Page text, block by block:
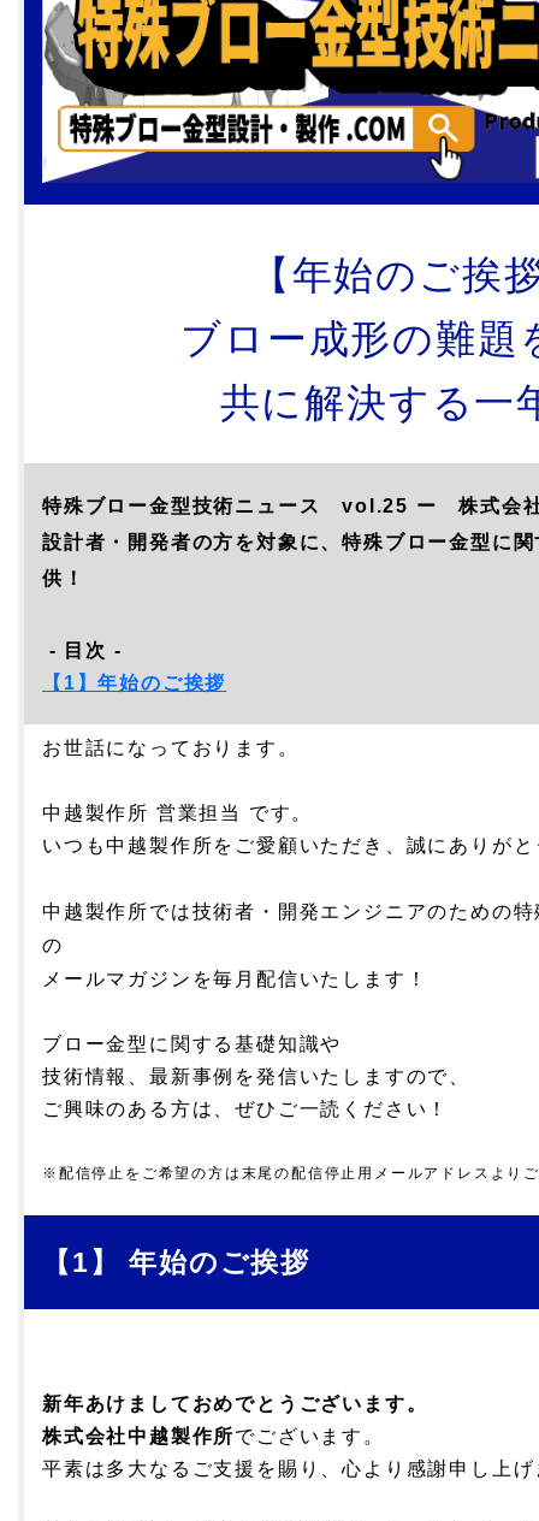
【年始のご挨
ブロー成形の難題
共に解決する一
特殊ブロー金型技術ニュース vol.25 ー 株式会
設計者・開発者の方を対象に、特殊ブロー金型に
供！
- 目次 -
【1】年始のご挨拶
お世話になっております。
中越製作所 営業担当 です。
いつも中越製作所をご愛顧いただき、誠にありが
中越製作所では技術者・開発エンジニアのための
の
メールマガジンを毎月配信いたします！
ブロー金型に関する基礎知識や
技術情報、最新事例を発信いたしますので、
ご興味のある方は、ぜひご一読ください！
※配信停止をご希望の方は末尾の配信停止用メールアドレスより
【1】 年始のご挨拶
新年あけましておめでとうございます。
株式会社中越製作所でございます。
平素は多大なるご支援を賜り、心より感謝申し上